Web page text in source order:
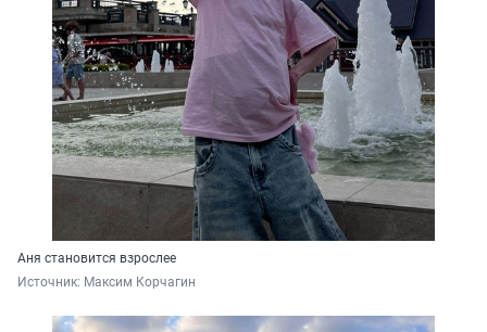
Аня становится взрослее
Источник: Максим Корчагин